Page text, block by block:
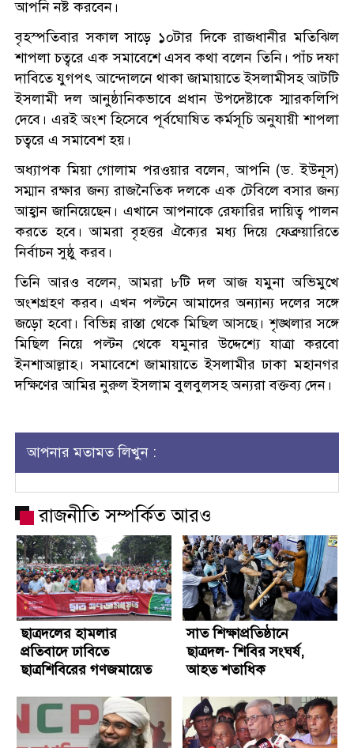
আপনি নষ্ট করবেন।
বৃহস্পতিবার সকাল সাড়ে ১০টার দিকে রাজধানীর মতিঝিল
শাপলা চত্বরে এক সমাবেশে এসব কথা বলেন তিনি। পাঁচ দফা
দাবিতে যুগপৎ আন্দোলনে থাকা জামায়াতে ইসলামীসহ আটটি
ইসলামী দল আনুষ্ঠানিকভাবে প্রধান উপদেষ্টাকে স্মারকলিপি
দেবে। এরই অংশ হিসেবে পূর্বঘোষিত কর্মসূচি অনুযায়ী শাপলা
চত্বরে এ সমাবেশ হয়।
অধ্যাপক মিয়া গোলাম পরওয়ার বলেন, আপনি (ড. ইউনূস)
সম্মান রক্ষার জন্য রাজনৈতিক দলকে এক টেবিলে বসার জন্য
আহ্বান জানিয়েছেন। এখানে আপনাকে রেফারির দায়িত্ব পালন
করতে হবে। আমরা বৃহত্তর ঐক্যের মধ্য দিয়ে ফেব্রুয়ারিতে
নির্বাচন সুষ্ঠু করব।
তিনি আরও বলেন, আমরা ৮টি দল আজ যমুনা অভিমুখে
অংশগ্রহণ করব। এখন পল্টনে আমাদের অন্যান্য দলের সঙ্গে
জড়ো হবো। বিভিন্ন রাস্তা থেকে মিছিল আসছে। শৃঙ্খলার সঙ্গে
মিছিল নিয়ে পল্টন থেকে যমুনার উদ্দেশ্যে যাত্রা করবো
ইনশাআল্লাহ। সমাবেশে জামায়াতে ইসলামীর ঢাকা মহানগর
দক্ষিণের আমির নুরুল ইসলাম বুলবুলসহ অন্যরা বক্তব্য দেন।
আপনার মতামত লিখুন :
রাজনীতি সম্পর্কিত আরও
ছাত্রদলের হামলার
প্রতিবাদে ঢাবিতে
ছাত্রশিবিরের গণজমায়েত
সাত শিক্ষাপ্রতিষ্ঠানে
ছাত্রদল- শিবির সংঘর্ষ,
আহত শতাধিক